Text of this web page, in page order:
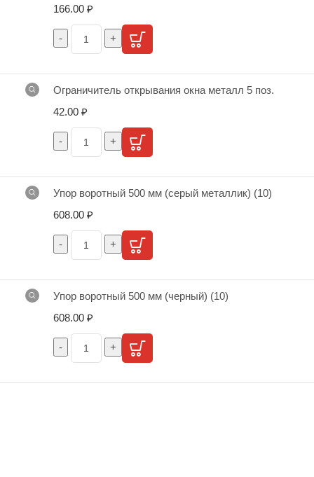
166.00 ₽
Ограничитель открывания окна металл 5 поз.
42.00 ₽
Упор воротный 500 мм (серый металлик) (10)
608.00 ₽
Упор воротный 500 мм (черный) (10)
608.00 ₽